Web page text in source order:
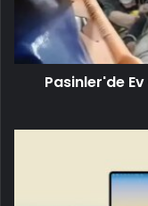
Pasinler'de